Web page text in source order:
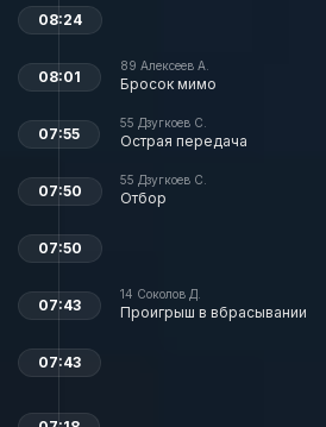
08:24
89 Алексеев А.
Бросок мимо
08:01
55 Дзугкоев С.
Острая передача
07:55
55 Дзугкоев С.
Отбор
07:50
07:50
14 Соколов Д.
Проигрыш в вбрасывании
07:43
07:43